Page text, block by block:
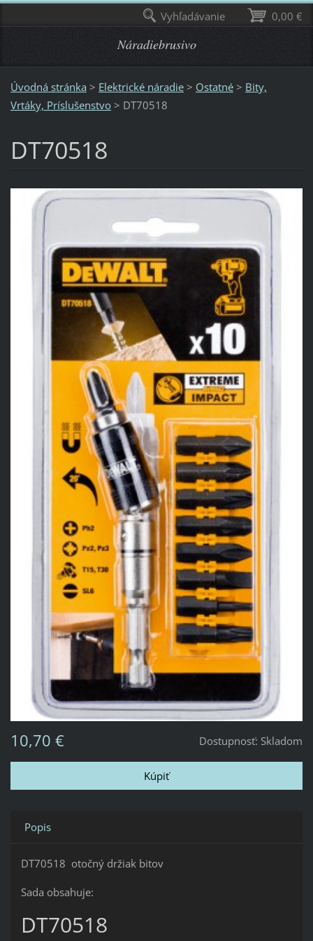
Náradiebrusivo
Úvodná stránka > Elektrické náradie > Ostatné > Bity,
Vrtáky, Príslušenstvo > DT70518
DT70518
Dostupnosť: Skladom
10,70 €
Popis
DT70518 otočný držiak bitov
Sada obsahuje:
DT70518
0,00 €
Vyhľadávanie